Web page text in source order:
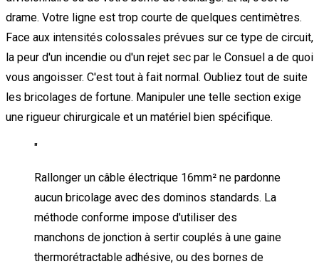
drame. Votre ligne est trop courte de quelques centimètres.
Face aux intensités colossales prévues sur ce type de circuit,
la peur d'un incendie ou d'un rejet sec par le Consuel a de quoi
vous angoisser. C'est tout à fait normal. Oubliez tout de suite
les bricolages de fortune. Manipuler une telle section exige
une rigueur chirurgicale et un matériel bien spécifique.
"
Rallonger un câble électrique 16mm² ne pardonne
aucun bricolage avec des dominos standards. La
méthode conforme impose d'utiliser des
manchons de jonction à sertir couplés à une gaine
thermorétractable adhésive, ou des bornes de